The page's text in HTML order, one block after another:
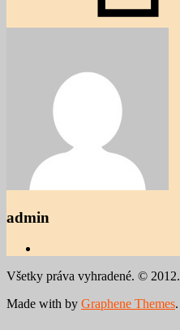
admin
Všetky práva vyhradené. © 2012.
Made with by Graphene Themes.